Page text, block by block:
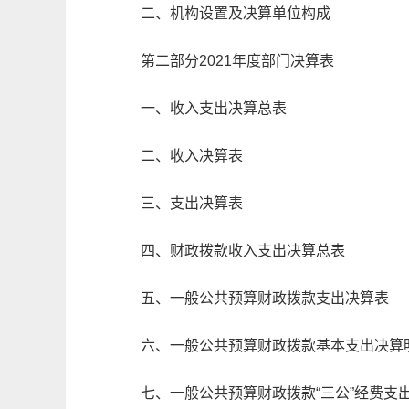
二、机构设置及决算单位构成
第二部分2021年度部门决算表
一、收入支出决算总表
二、收入决算表
三、支出决算表
四、财政拨款收入支出决算总表
五、一般公共预算财政拨款支出决算表
六、一般公共预算财政拨款基本支出决算
七、一般公共预算财政拨款“三公”经费支